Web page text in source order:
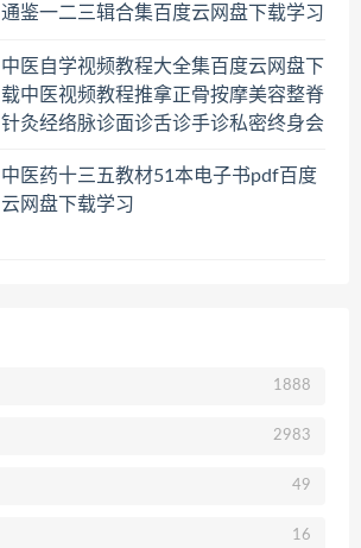
通鉴一二三辑合集百度云网盘下载学习
中医自学视频教程大全集百度云网盘下
载中医视频教程推拿正骨按摩美容整脊
针灸经络脉诊面诊舌诊手诊私密终身会
中医药十三五教材51本电子书pdf百度
云网盘下载学习
1888
2983
49
16